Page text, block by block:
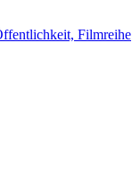
Filmreihe